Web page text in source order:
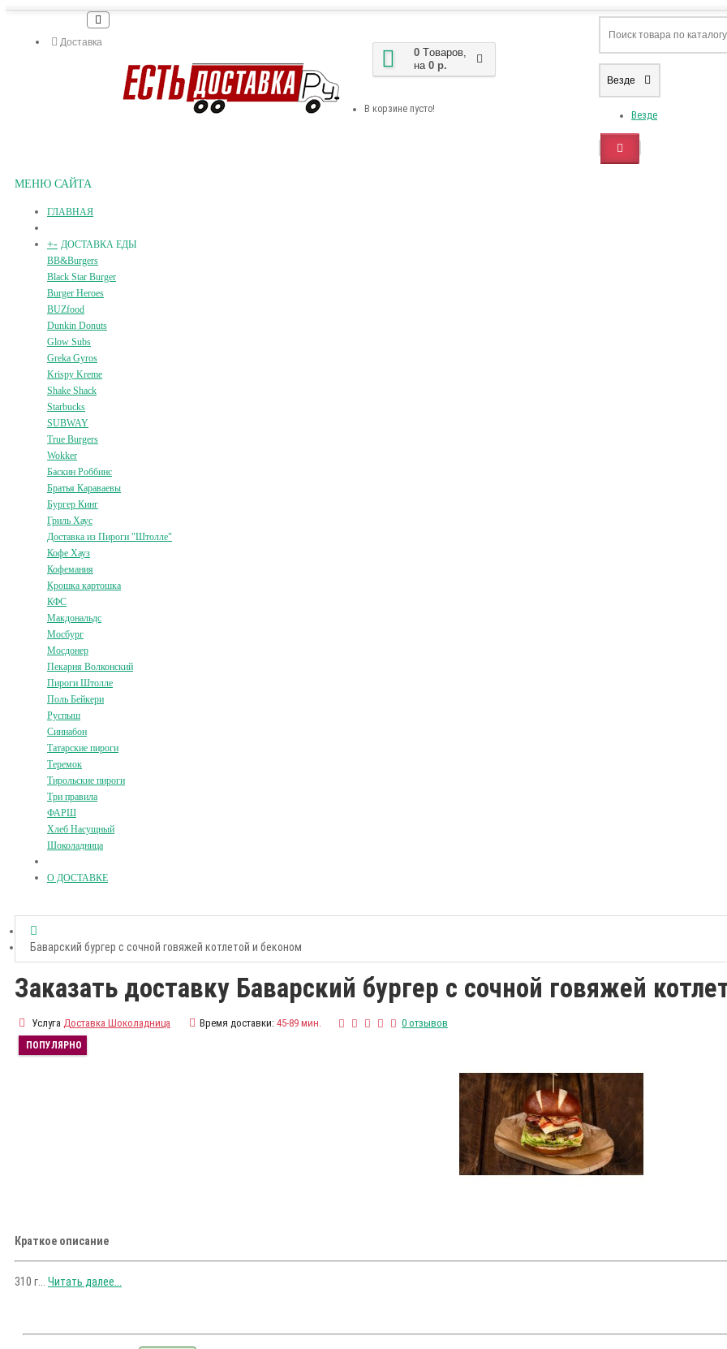
Доставка
0 Tоваров,
на 0 р.
В корзине пусто!
Везде
Везде
МЕНЮ САЙТА
ГЛАВНАЯ
+- ДОСТАВКА ЕДЫ
BB&Burgers
Black Star Burger
Burger Heroes
BUZfood
Dunkin Donuts
Glow Subs
Greka Gyros
Krispy Kreme
Shake Shack
Starbucks
SUBWAY
True Burgers
Wokker
Баскин Роббинс
Братья Караваевы
Бургер Кинг
Гриль Хаус
Доставка из Пироги "Штолле"
Кофе Хауз
Кофемания
Крошка картошка
КФС
Макдональдс
Мосбург
Мосдонер
Пекарня Волконский
Пироги Штолле
Поль Бейкери
Руспыш
Синнабон
Татарские пироги
Теремок
Тирольские пироги
Три правила
ФАРШ
Хлеб Насущный
Шоколадница
О ДОСТАВКЕ
Баварский бургер с сочной говяжей котлетой и беконом
Заказать доставку Баварский бургер с сочной говяжей
Услуга Доставка Шоколадница Время доставки: 45-89 мин. 0 отзывов
ПОПУЛЯРНО
Краткое описание
310 г... Читать далее...